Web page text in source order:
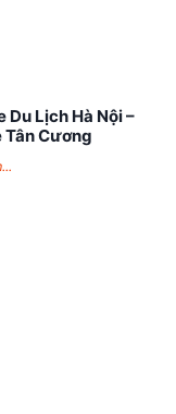
Du Lịch Hà Nội –
Tân Cương